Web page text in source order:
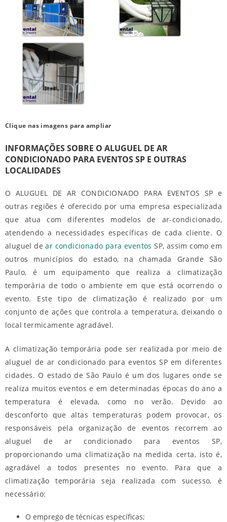
Clique nas imagens para ampliar
INFORMAÇÕES SOBRE O ALUGUEL DE AR
CONDICIONADO PARA EVENTOS SP E OUTRAS
LOCALIDADES
O ALUGUEL DE AR CONDICIONADO PARA EVENTOS SP e
outras regiões é oferecido por uma empresa especializada
que atua com diferentes modelos de ar-condicionado,
atendendo a necessidades específicas de cada cliente. O
aluguel dear condicionado para eventos SP, assim como em
outros municípios do estado, na chamada Grande São
Paulo, é um equipamento que realiza a climatização
temporária de todo o ambiente em que está ocorrendo o
evento. Este tipo de climatização é realizado por um
conjunto de ações que controla a temperatura, deixando o
local termicamente agradável.
A climatização temporária pode ser realizada por meio de
aluguel de ar condicionado para eventos SPem diferentes
cidades. O estado de São Paulo é um dos lugares onde se
realiza muitos eventos e em determinadas épocas do ano a
temperatura é elevada, como no verão. Devido ao
desconforto que altas temperaturas podem provocar, os
responsáveis pela organização de eventos recorrem ao
aluguel de ar condicionado para eventos SP,
proporcionando uma climatização na medida certa, isto é,
agradável a todos presentes no evento. Para que a
climatização temporária seja realizada com sucesso, é
necessário:
O emprego de técnicas específicas;